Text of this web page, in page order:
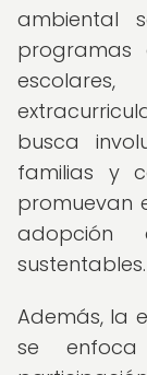
ambiental
programas
busca
familias y
promuevan
sustentables.
Además, la
se